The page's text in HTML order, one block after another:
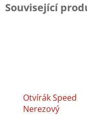
Související
Otvírák Speed
Nerezový